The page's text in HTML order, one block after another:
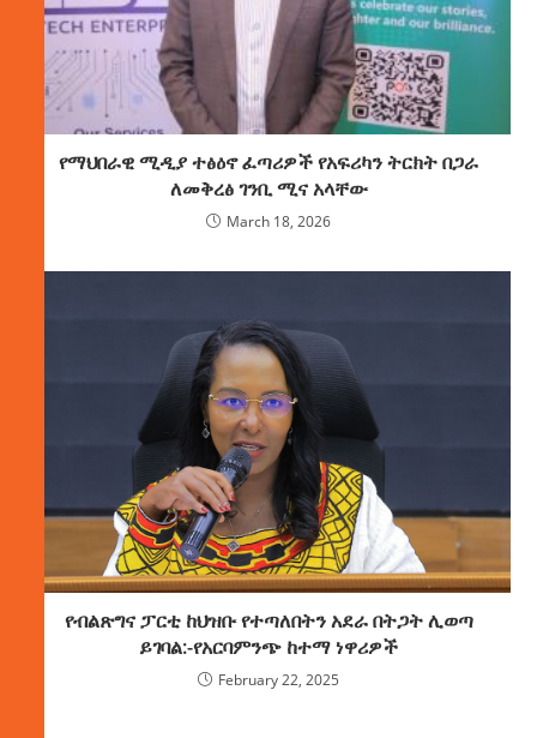
የማህበራዊ ሚዲያ ተፅዕኖ ፈጣሪዎች የአፍሪካን ትርክት በጋራ
ለመቅረፅ ገንቢ ሚና አላቸው
March 18, 2026
የብልጽግና ፓርቲ ከህዝቡ የተጣለበትን አደራ በትጋት ሊወጣ
ይገባል:-የአርባምንጭ ከተማ ነዋሪዎች
February 22, 2025